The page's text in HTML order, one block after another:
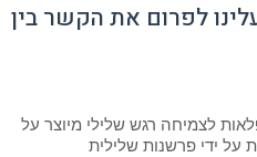
לפרום את הקשר בין
לצמיחה רגש שלילי מיוצר על
על ידי פרשנות שלילית